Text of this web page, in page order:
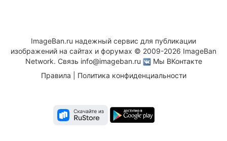
ImageBan.ru надежный сервис для публикации
изображений на сайтах и форумах © 2009-2026 ImageBan
Network. Связь info@imageban.ru
Мы ВКонтакте
Правила
Политика конфиденциальности